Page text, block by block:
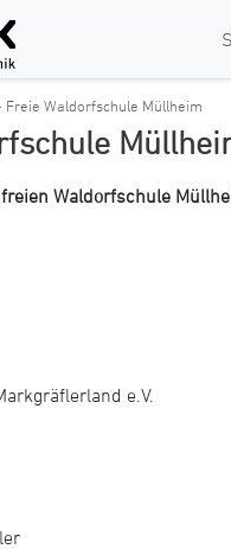
Freie Waldorfschule Müllheim
Waldorfschule
e.V.